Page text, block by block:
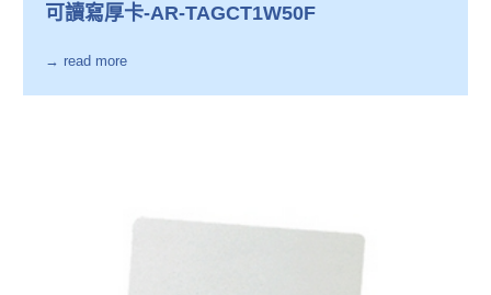
可讀寫厚卡-AR-TAGCT1W50F
→ read more